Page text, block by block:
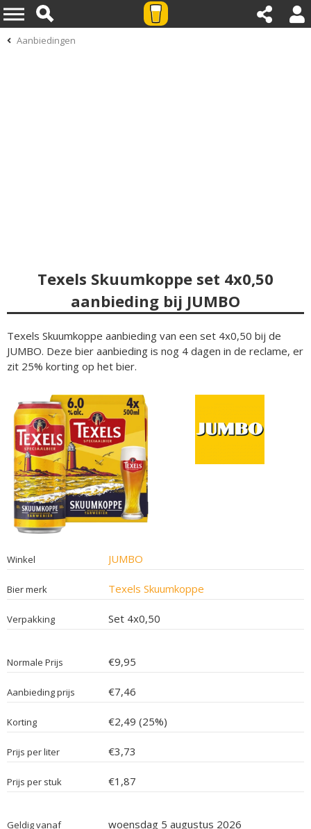
Aanbiedingen
Texels Skuumkoppe set 4x0,50
aanbieding bij JUMBO
Texels Skuumkoppe aanbieding van een set 4x0,50 bij de
JUMBO. Deze bier aanbieding is nog 4 dagen in de reclame, er
zit 25% korting op het bier.
Winkel JUMBO
Bier merk Texels Skuumkoppe
Verpakking Set 4x0,50
Normale Prijs €9,95
Aanbieding prijs €7,46
Korting €2,49 (25%)
Prijs per liter €3,73
Prijs per stuk €1,87
Geldig vanaf woensdag 5 augustus 2026